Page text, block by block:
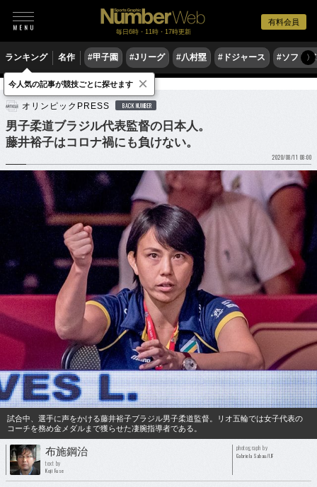
有料会員
毎日6時・11時・17時更新
ランキング 名作 #甲子園 #Jリーグ #八村塁 #ドジャース #ソフト〉
格闘技 柔道
オリンピックPRESS BACK NUMBER
男子柔道ブラジル代表監督の日本人。
藤井裕子はコロナ禍にも負けない。
2020/08/11 08:00
試合中、選手に声をかける藤井裕子ブラジル男子柔道監督。リオ五輪では女子代表の
コーチを務め金メダルまで獲らせた凄腕指導者である。
布施鋼治
text by
Koji Fuse
photograph by
Gabriela Sabau/IJF
今人気の記事が競技ごとに探せます ×